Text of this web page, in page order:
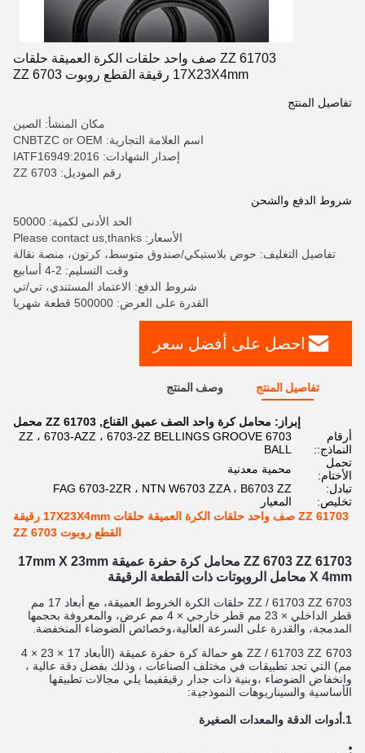
61703 ZZ صف واحد حلقات الكرة العميقة حلقات
17X23X4mm رقيقة القطع روبوت 6703 ZZ
تفاصيل المنتج
مكان المنشأ: الصين
اسم العلامة التجارية: CNBTZC or OEM
إصدار الشهادات: IATF16949:2016
رقم الموديل: 6703 ZZ
شروط الدفع والشحن
الحد الأدنى لكمية: 50000
الأسعار: Please contact us,thanks
تفاصيل التغليف: حوض بلاستيكي/صندوق متوسط، كرتون، منصة نقالة
وقت التسليم: 2-4 أسابيع
شروط الدفع: الاعتماد المستندي، تي/تي
القدرة على العرض: 500000 قطعة شهريا
احصل على أفضل سعر
تفاصيل المنتج وصف المنتج
إبراز: محامل كرة واحد الصف عميق القناع, 61703 ZZ محمل
أرقام
النماذج::
6703 ZZ ، 6703-AZZ ، 6703-2Z BELLINGS GROOVE
BALL
تحمل
الأختام:
محمية معدنية
تبادل:
FAG 6703-2ZR ، NTN W6703 ZZA ، B6703 ZZ
تخليص:
المعيار
61703 ZZ صف واحد حلقات الكرة العميقة حلقات 17X23X4mm رقيقة
القطع روبوت 6703 ZZ
61703 ZZ 6703 ZZ محامل كرة حفرة عميقة 17mm X 23mm
X 4mm محامل الروبوتات ذات القطعة الرقيقة
6703 ZZ / 61703 ZZ حلقات الكرة الخروط العميقة، مع أبعاد 17 مم
قطر الداخلي × 23 مم قطر خارجي × 4 مم عرض، والمعروفة بحجمها
المدمجة، والقدرة على السرعة العالية،وخصائص الضوضاء المنخفضة.
6703 ZZ / 61703 ZZ هو حمالة كرة حفرة عميقة (الأبعاد 17 × 23 × 4
مم) التي تجد تطبيقات في مختلف الصناعات ، وذلك بفضل دقة عالية ،
وانخفاض الضوضاء ،وبنية ذات جدار رقيقفيما يلي مجالات تطبيقها
الأساسية والسيناريوهات النموذجية:
1. أدوات الدقة والمعدات الصغيرة